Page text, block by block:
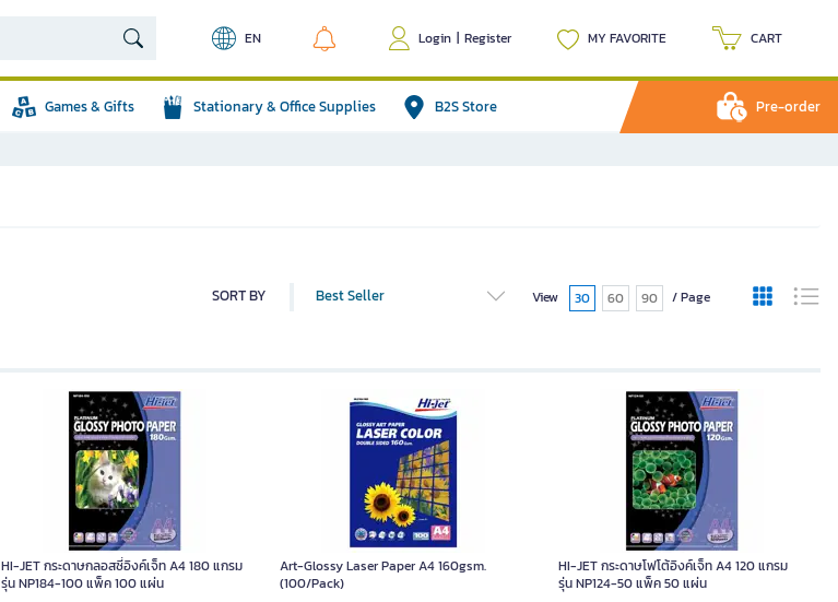
EN Login | Register MY FAVORITE CART
Games & Gifts Stationary & Office Supplies B2S Store Pre-order
SORT BY Best Seller View 30 60 90 / Page
HI-JET กระดาษกลอสซี่อิงค์เจ็ท A4 180 แกรม
รุ่น NP184-100 แพ็ค 100 แผ่น
Art-Glossy Laser Paper A4 160gsm.
(100/Pack)
HI-JET กระดาษโฟโต้อิงค์เจ็ท A4 120 แกรม
รุ่น NP124-50 แพ็ค 50 แผ่น